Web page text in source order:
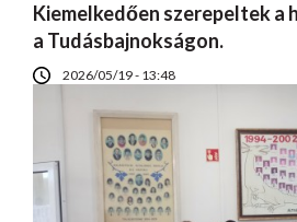
Kiemelkedően szerepeltek a
a Tudásbajnokságon.
2026/05/19 - 13:48